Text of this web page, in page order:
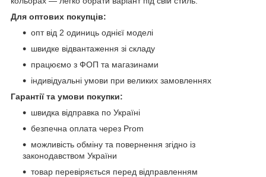
Для оптових покупців:
опт від 2 одиниць однієї моделі
швидке відвантаження зі складу
працюємо з ФОП та магазинами
індивідуальні умови при великих замовленнях
Гарантії та умови покупки:
швидка відправка по Україні
безпечна оплата через Prom
можливість обміну та повернення згідно із
законодавством України
товар перевіряється перед відправленням